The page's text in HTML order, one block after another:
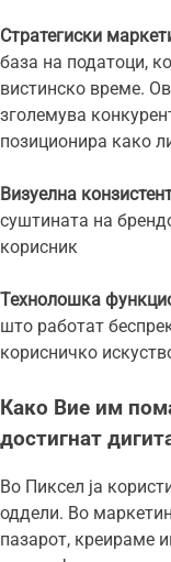
Стратегиски
база на податоци,
вистинско време.
зголемува
позиционира како
Визуелна
суштината на
корисник
Технолошка
што работат
корисничко
Како Вие им
достигнат
Во Пиксел ја
оддели. Во
пазарот, креираме